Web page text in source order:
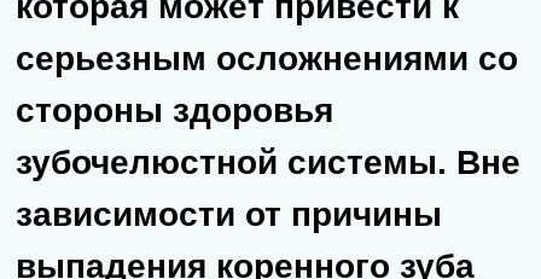
Такая тактика позволяет
избежать негативных
изменений костной ткани
челюсти и сохранить
нормальную жевательную
функцию.